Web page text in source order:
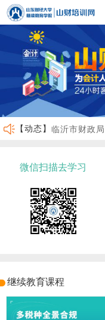
【动态】
微信扫描去学习
继续教育课程